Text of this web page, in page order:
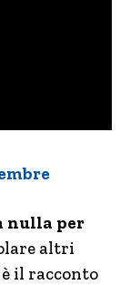
nulla per
altri
il racconto